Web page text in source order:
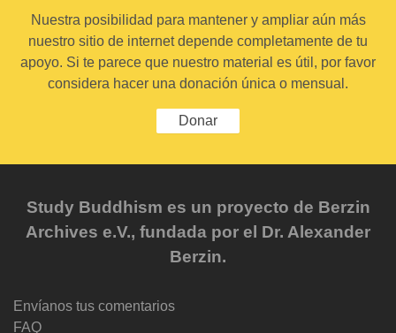
Nuestra posibilidad para mantener y ampliar aún más
nuestro sitio de internet depende completamente de tu
apoyo. Si te parece que nuestro material es útil, por favor
considera hacer una donación única o mensual.
Donar
Study Buddhism es un proyecto de Berzin
Archives e.V., fundada por el Dr. Alexander
Berzin.
Envíanos tus comentarios
FAQ